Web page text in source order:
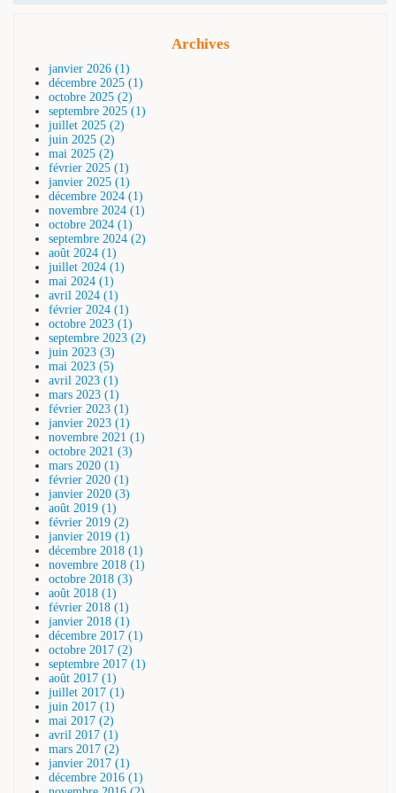
Archives
janvier 2026 (1)
décembre 2025 (1)
octobre 2025 (2)
septembre 2025 (1)
juillet 2025 (2)
juin 2025 (2)
mai 2025 (2)
février 2025 (1)
janvier 2025 (1)
décembre 2024 (1)
novembre 2024 (1)
octobre 2024 (1)
septembre 2024 (2)
août 2024 (1)
juillet 2024 (1)
mai 2024 (1)
avril 2024 (1)
février 2024 (1)
octobre 2023 (1)
septembre 2023 (2)
juin 2023 (3)
mai 2023 (5)
avril 2023 (1)
mars 2023 (1)
février 2023 (1)
janvier 2023 (1)
novembre 2021 (1)
octobre 2021 (3)
mars 2020 (1)
février 2020 (1)
janvier 2020 (3)
août 2019 (1)
février 2019 (2)
janvier 2019 (1)
décembre 2018 (1)
novembre 2018 (1)
octobre 2018 (3)
août 2018 (1)
février 2018 (1)
janvier 2018 (1)
décembre 2017 (1)
octobre 2017 (2)
septembre 2017 (1)
août 2017 (1)
juillet 2017 (1)
juin 2017 (1)
mai 2017 (2)
avril 2017 (1)
mars 2017 (2)
janvier 2017 (1)
décembre 2016 (1)